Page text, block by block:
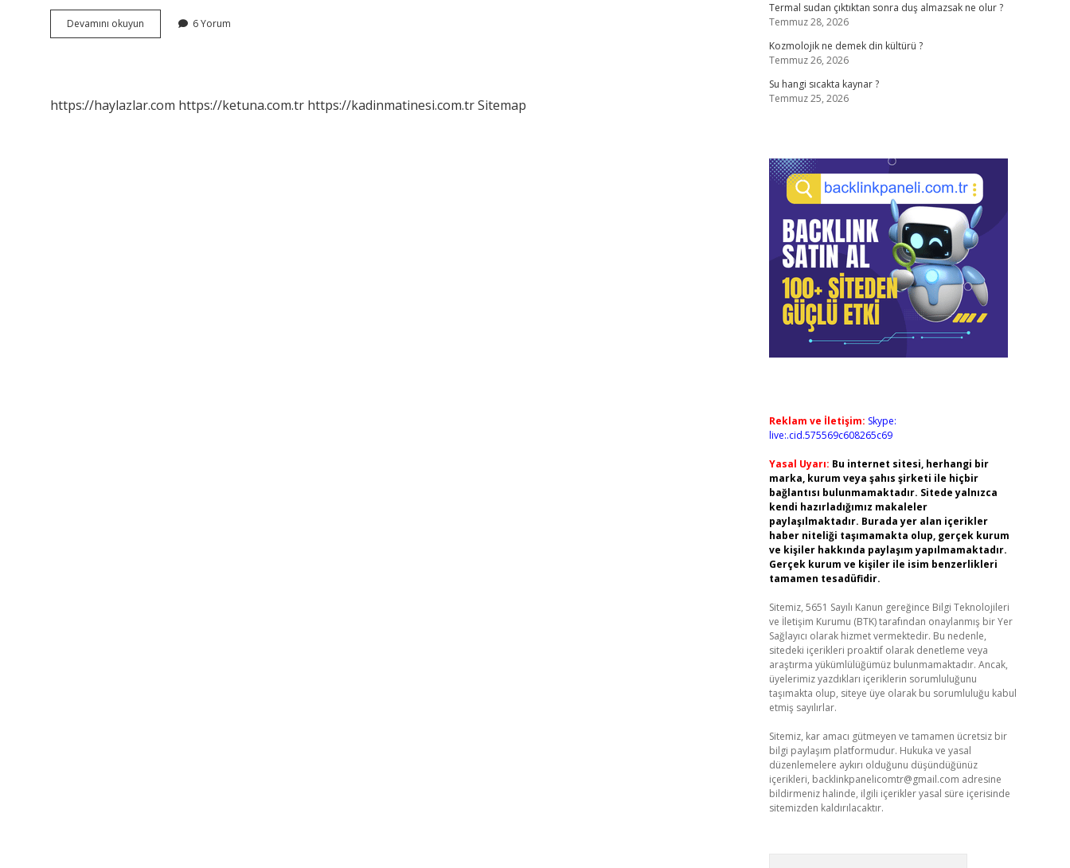
Devamını okuyun
Kadın
6 Yorum
https://haylazlar.com https://ketuna.com.tr https://kadinmatinesi.com.trSitemap
Termal sudan çıktıktan sonra duş almazsak ne olur ?
Temmuz 28, 2026
Kozmolojik ne demek din kültürü ?
Temmuz 26, 2026
Su hangi sıcakta kaynar ?
Temmuz 25, 2026
Reklam ve İletişim: Skype:
live:.cid.575569c608265c69
Yasal Uyarı: Bu internet sitesi, herhangi bir
marka, kurum veya şahıs şirketi ile hiçbir
bağlantısı bulunmamaktadır. Sitede yalnızca
kendi hazırladığımız makaleler
paylaşılmaktadır. Burada yer alan içerikler
haber niteliği taşımamakta olup, gerçek kurum
ve kişiler hakkında paylaşım yapılmamaktadır.
Gerçek kurum ve kişiler ile isim benzerlikleri
tamamen tesadüfidir.
Sitemiz, 5651 Sayılı Kanun gereğince Bilgi Teknolojileri
ve İletişim Kurumu (BTK) tarafından onaylanmış bir Yer
Sağlayıcı olarak hizmet vermektedir. Bu nedenle,
sitedeki içerikleri proaktif olarak denetleme veya
araştırma yükümlülüğümüz bulunmamaktadır. Ancak,
üyelerimiz yazdıkları içeriklerin sorumluluğunu
taşımakta olup, siteye üye olarak bu sorumluluğu kabul
etmiş sayılırlar.
Sitemiz, kar amacı gütmeyen ve tamamen ücretsiz bir
bilgi paylaşım platformudur. Hukuka ve yasal
düzenlemelere aykırı olduğunu düşündüğünüz
içerikleri, backlinkpanelicomtr@gmail.com adresine
bildirmeniz halinde, ilgili içerikler yasal süre içerisinde
sitemizden kaldırılacaktır.